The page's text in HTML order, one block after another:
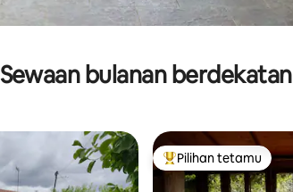
Sewaan bulanan berdekatan
Pilihan utama tetamu
Pilihan tetamu